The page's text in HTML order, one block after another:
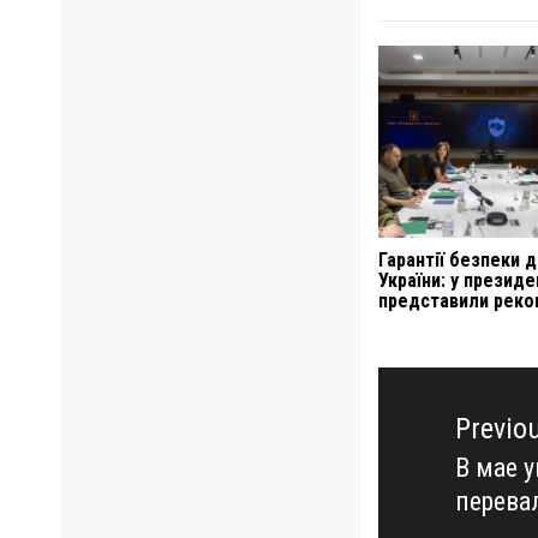
Гарантії безпеки
України: у
представили
Навигация
записям
post:
В мае